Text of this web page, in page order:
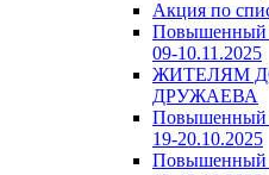
Акция по
Повышенный
09-10.11.2025
ЖИТЕЛЯМ
ДРУЖАЕВА
Повышенный
19-20.10.2025
Повышенный